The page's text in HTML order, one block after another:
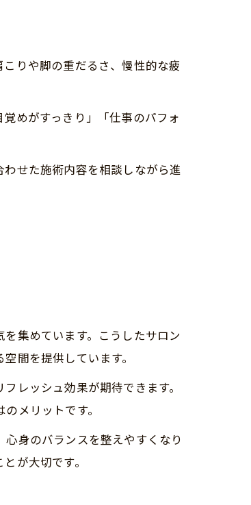
りや脚の重だるさ、慢性的な疲
めがすっきり」「仕事のパフォ
せた施術内容を相談しながら進
集めています。こうしたサロン
間を提供しています。
レッシュ効果が期待できます。
メリットです。
身のバランスを整えやすくなり
が大切です。